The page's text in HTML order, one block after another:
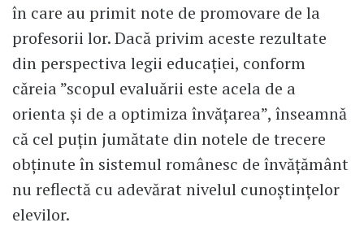
în care au primit note de promovare de la
profesorii lor. Dacă privim aceste rezultate
din perspectiva legii educației, conform
căreia ”scopul evaluării este acela de a
orienta și de a optimiza învățarea”, înseamnă
că cel puțin jumătate din notele de trecere
obținute în sistemul românesc de învățământ
nu reflectă cu adevărat nivelul cunoștințelor
elevilor.